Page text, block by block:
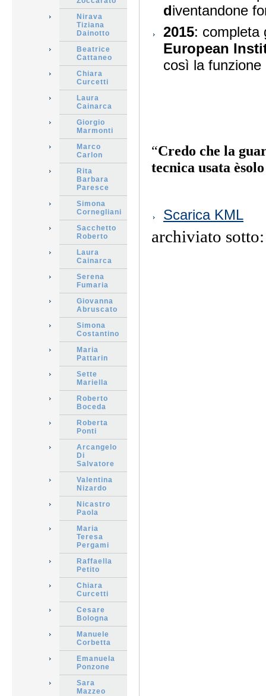
Nirava
Tiziana
Dainotto
Beatrice
Cattaneo
Chiara
Curcetti
Laura
Cainarca
Giorgio
Marmonti
Marco
Carlon
Rita
Barbara
Paresce
Simona
Cornegliani
Sacchetto
Roberto
Laura
Cainarca
Serena
Fumaria
Giovanna
Abruscato
Simona
Costantino
Maria
Pattarin
Sette
Mariella
Roberto
Boceda
Roberta
Ponti
Arcangelo
Di
Salvatore
Valentina
Nizardo
Nicastro
Paola
Maria
Teresa
Pergami
Raffaella
Petito
Chiara
Curcetti
Cesare
Bologna
Manuele
Corbetta
Emanuela
Ponzone
Sara
Mazzeo
diventandone
2015:
European
così la
“Credo che la
tecnica usata
sul
documento
Scarica KML
archiviato